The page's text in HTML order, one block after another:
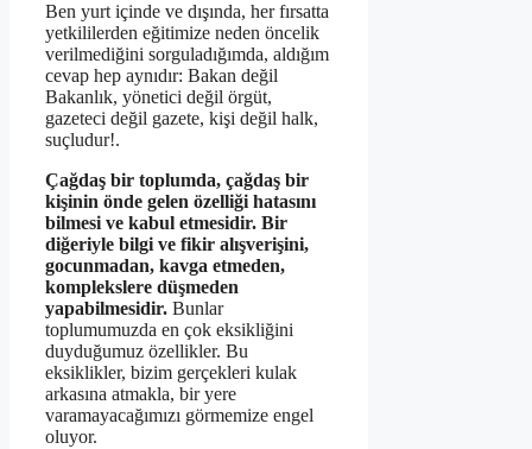
Ben yurt içinde ve dışında, her fırsatta
yetkililerden eğitimize neden öncelik
verilmediğini sorguladığımda, aldığım
cevap hep aynıdır: Bakan değil
Bakanlık, yönetici değil örgüt,
gazeteci değil gazete, kişi değil halk,
suçludur!.
Çağdaş bir toplumda, çağdaş bir
kişinin önde gelen özelliği hatasını
bilmesi ve kabul etmesidir. Bir
diğeriyle bilgi ve fikir alışverişini,
gocunmadan, kavga etmeden,
komplekslere düşmeden
yapabilmesidir. Bunlar
toplumumuzda en çok eksikliğini
duyduğumuz özellikler. Bu
eksiklikler, bizim gerçekleri kulak
arkasına atmakla, bir yere
varamayacağımızı görmemize engel
oluyor.